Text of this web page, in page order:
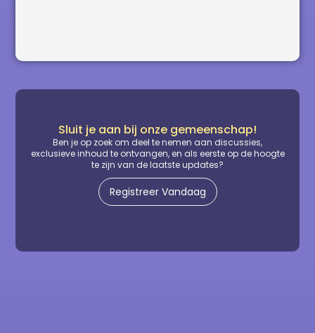
Sluit je aan bij onze gemeenschap!
Ben je op zoek om deel te nemen aan discussies,
exclusieve inhoud te ontvangen, en als eerste op de hoogte
te zijn van de laatste updates?
Registreer Vandaag